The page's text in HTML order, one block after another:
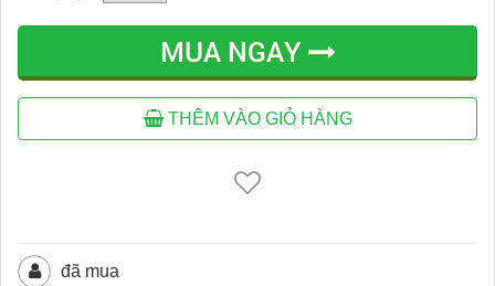
MUA NGAY
THÊM VÀO GIỎ HÀNG
đã mua